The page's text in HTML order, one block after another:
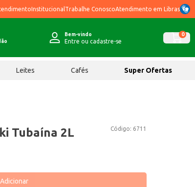
Institucional Trabalhe ConoscoAtendimento em Libras
Bem-vindo
Entre ou cadastre-se
0
Leites Cafés Super Ofertas
Código: 6711
Tubaína 2L
Adicionar